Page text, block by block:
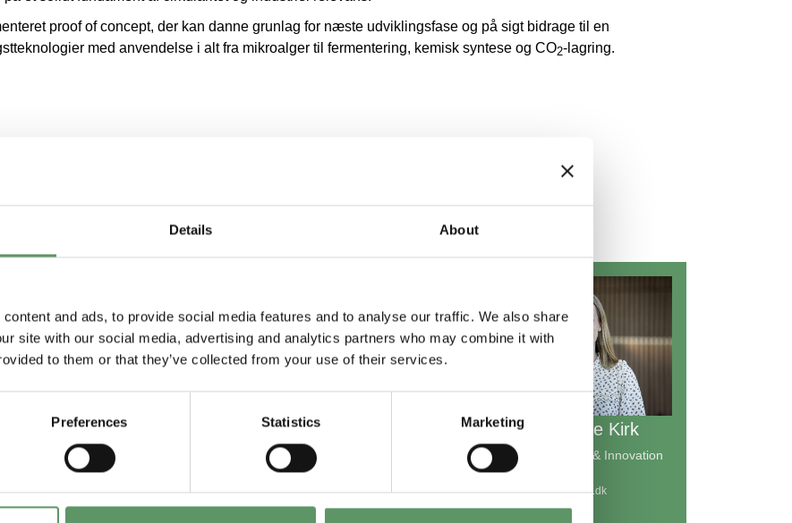
Details About
and ads, to provide social media features and to analyse our traffic. We also share
site with our social media, advertising and analytics partners who may combine it with
to them or that they’ve collected from your use of their services.
Preferences Statistics Marketing
proof of concept, der kan danne grunlag for næste udviklingsfase og på sigt bidrage til en
med anvendelse i alt fra mikroalger til fermentering, kemisk syntese og CO2-lagring.
af
er
afErhvervsfyrtårnet
af EU.
Lihme Protein Solutions
ApS
2
Teknologisk Institut
Kathrine Lykke Kirk
Head of Research & Innovation
Funds
klk@foodbiocluster.dk
2534 1833